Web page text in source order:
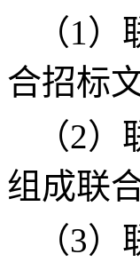
（1）
合招标
（2）
组成联
（3）